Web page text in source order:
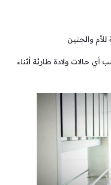
والجنين
أي حالات ولادة طارئة أثناء